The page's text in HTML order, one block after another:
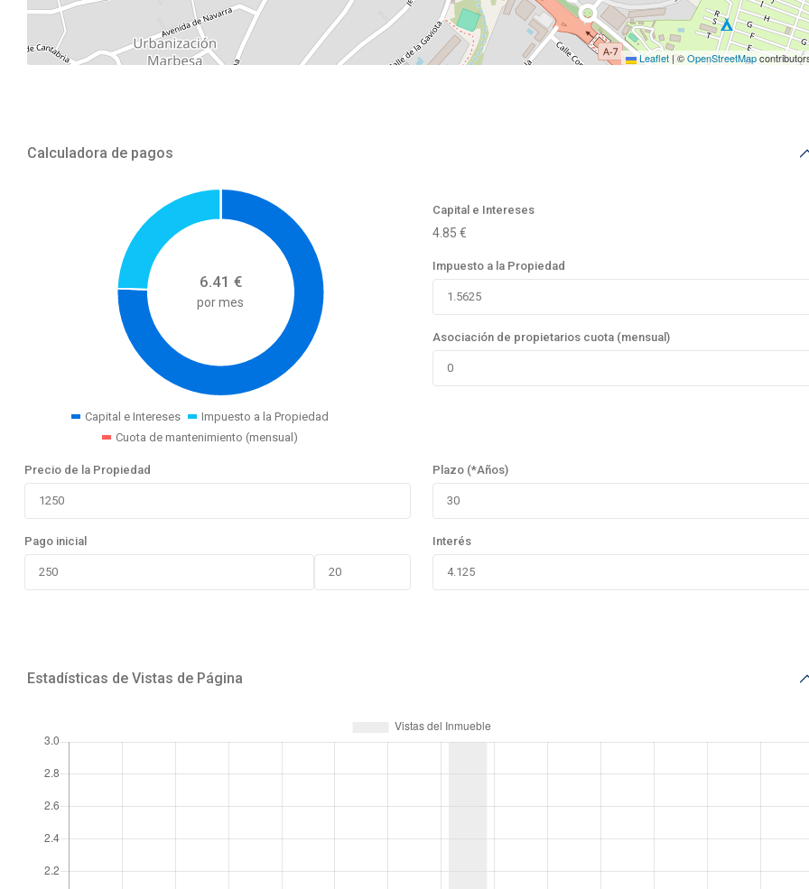
Leaflet | ©OpenStreetMap
Calculadora de pagos
6.41 €
por mes
Capital e Intereses
Impuesto a la Propiedad
Cuota de mantenimiento (mensual)
Capital e Intereses
4.85 €
Impuesto a la Propiedad
Asociación de propietarios cuota (mensual)
Precio de la Propiedad
Pago inicial
Plazo (*Años)
Interés
Estadísticas de Vistas de Página